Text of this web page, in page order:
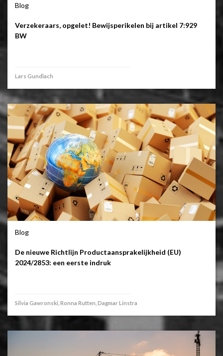
Blog
Verzekeraars, opgelet! Bewijsperikelen bij artikel 7:929
BW
Lars Gundlach
Blog
De nieuwe Richtlijn Productaansprakelijkheid (EU)
2024/2853: een eerste indruk
Silvia Gawronski, Ronna Rutten, Dagmar Linstra